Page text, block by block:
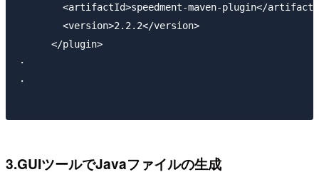
<artifactId>speedment-maven-plugin</
        <version>2.2.2</version>
      </plugin>
・
・
3.GUIツールでJavaファイルの生成